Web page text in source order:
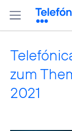
zum
2021